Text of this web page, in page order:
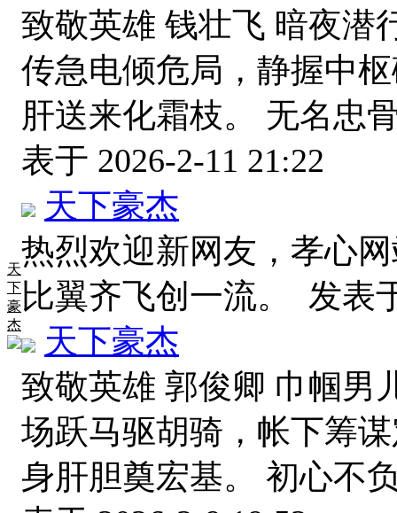
天
下
豪
杰
致敬英雄 钱壮飞 暗夜潜
传急电倾危局，静握中
肝送来化霜枝。 无名忠
表于 2026-2-11 21:22
天下豪杰
热烈欢迎新网友，孝心
比翼齐飞创一流。 发表
天下豪杰
致敬英雄 郭俊卿 巾帼男
场跃马驱胡骑，帐下筹
身肝胆奠宏基。 初心不